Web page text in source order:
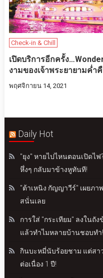
Check-in & Chill
เปิดบริการอีกครั้ง
งามของเจ้าพระยายามค่ำ
พฤศจิกายน 14, 2021
Daily Hot
"ยุง" หายไปไหนตอนเปิดไ
หึ่งๆ กลับมาข้างหูทันที!
"ต้าเหนิง กัญญาวีร์" เผยภ
สนั่นเลย
การใส่ "กระเทียม" ลงในถั
แล้วทำไมหลายบ้านชอบทำ!
กินบะหมี่นับร้อยชาม แต่สา
ต่อเนื่อง 1 ปี!